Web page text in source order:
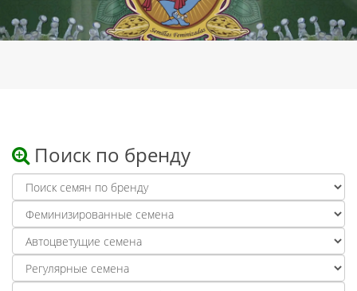
Поиск по бренду